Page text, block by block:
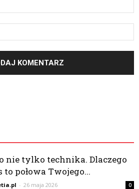
nie tylko technika. Dlaczego
połowa Twojego...
- 26 maja 2026 0